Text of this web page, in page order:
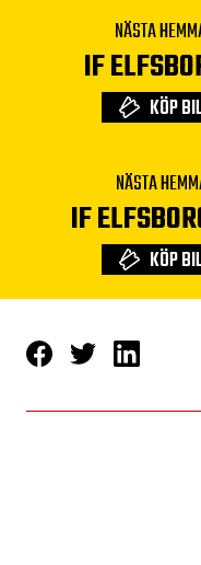
NÄSTA
IF
KÖP
NÄSTA
IF
KÖP